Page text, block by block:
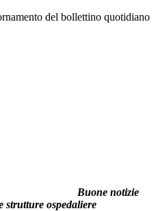
del bollettino quotidiano
Buone notizie
strutture ospedaliere